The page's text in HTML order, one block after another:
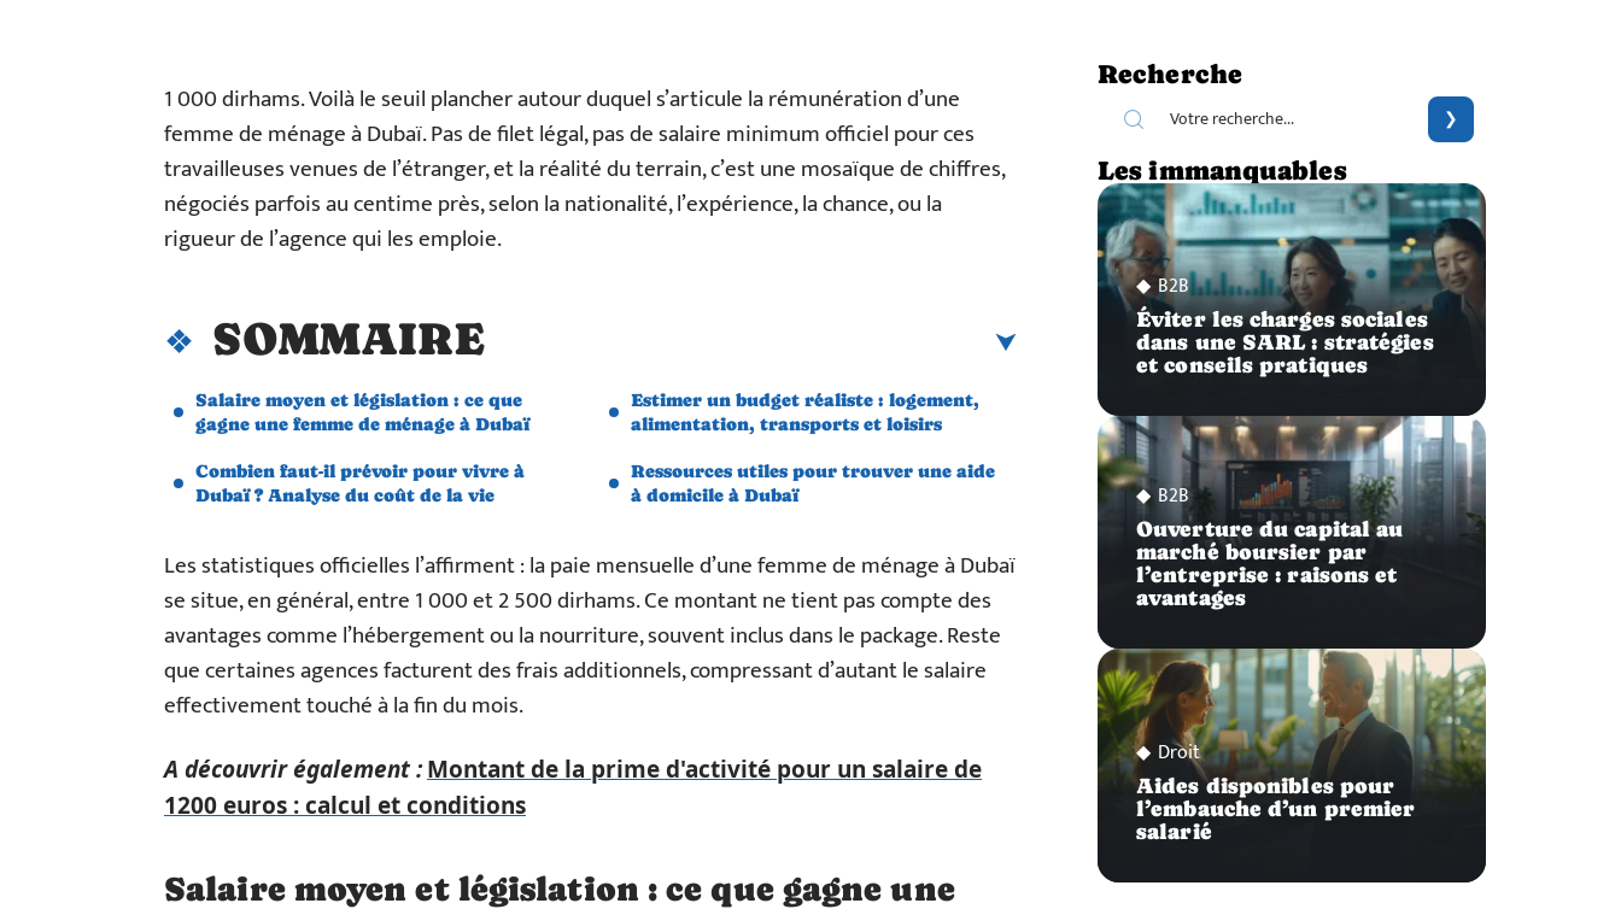
1 000 dirhams. Voilà le seuil plancher autour duquel s’articule la rémunération d’une
femme de ménage à Dubaï. Pas de filet légal, pas de salaire minimum officiel pour ces
travailleuses venues de l’étranger, et la réalité du terrain, c’est une mosaïque de chiffres,
négociés parfois au centime près, selon la nationalité, l’expérience, la chance, ou la
rigueur de l’agence qui les emploie.
SOMMAIRE
Salaire moyen et législation : ce que
gagne une femme de ménage à Dubaï
Combien faut-il prévoir pour vivre à
Dubaï ? Analyse du coût de la vie
Estimer un budget réaliste : logement,
alimentation, transports et loisirs
Ressources utiles pour trouver une aide
à domicile à Dubaï
Les statistiques officielles l’affirment : la paie mensuelle d’une femme de ménage à Dubaï
se situe, en général, entre 1 000 et 2 500 dirhams. Ce montant ne tient pas compte des
avantages comme l’hébergement ou la nourriture, souvent inclus dans le package. Reste
que certaines agences facturent des frais additionnels, compressant d’autant le salaire
effectivement touché à la fin du mois.
A découvrir également :Montant de la prime d'activité pour un salaire de
1200 euros : calcul et conditions
Salaire moyen et législation : ce que gagne une
Recherche
Les immanquables
B2B
Éviter les charges sociales
dans une SARL : stratégies
et conseils pratiques
B2B
Ouverture du capital au
marché boursier par
l’entreprise : raisons et
avantages
Droit
Aides disponibles pour
l’embauche d’un premier
salarié